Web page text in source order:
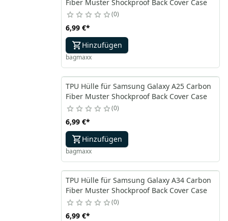
Fiber Muster Shockproof Back Cover Case
0
6,99 €*
Hinzufügen
bagmaxx
TPU Hülle für Samsung Galaxy A25 Carbon
Fiber Muster Shockproof Back Cover Case
0
6,99 €*
Hinzufügen
bagmaxx
TPU Hülle für Samsung Galaxy A34 Carbon
Fiber Muster Shockproof Back Cover Case
0
6,99 €*